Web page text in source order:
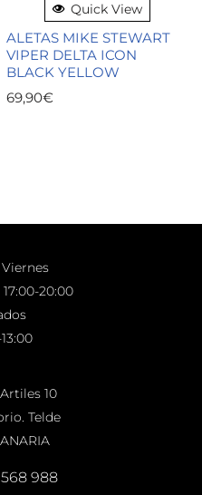
Quick View
ALETAS MIKE STEWART
VIPER DELTA ICON
BLACK YELLOW
69,90€
17:00-20:00
10
Telde
988